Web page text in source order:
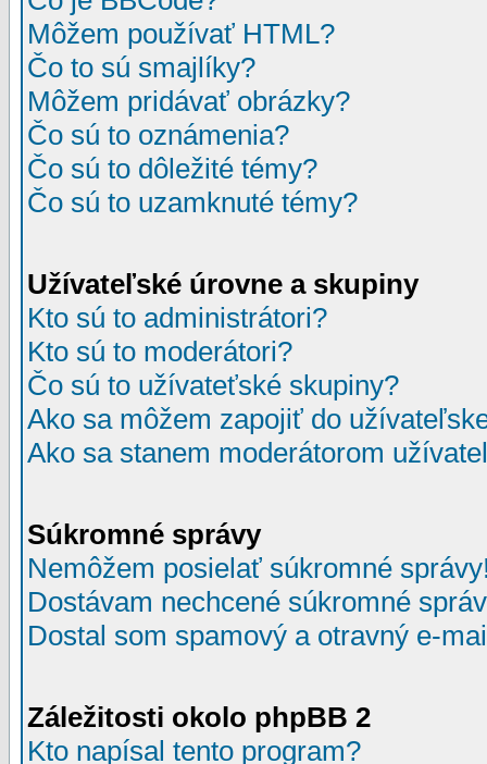
Môžem používať HTML?
Čo to sú smajlíky?
Môžem pridávať obrázky?
Čo sú to oznámenia?
Čo sú to dôležité témy?
Čo sú to uzamknuté témy?
Užívateľské úrovne a skupiny
Kto sú to administrátori?
Kto sú to moderátori?
Čo sú to užívateťské skupiny?
Ako sa môžem zapojiť do
Ako sa stanem moderátorom
Súkromné správy
Nemôžem posielať súkromné
Dostávam nechcené súkromné
Dostal som spamový a otravný e-
Záležitosti okolo phpBB 2
Kto napísal tento program?